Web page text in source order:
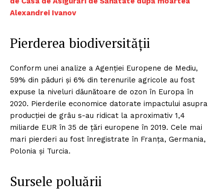
Alexandrei Ivanov
Pierderea biodiversității
Conform unei analize a Agenției Europene de Mediu,
59% din păduri și 6% din terenurile agricole au fost
expuse la niveluri dăunătoare de ozon în Europa în
2020. Pierderile economice datorate impactului asupra
producției de grâu s-au ridicat la aproximativ 1,4
miliarde EUR în 35 de țări europene în 2019. Cele mai
mari pierderi au fost înregistrate în Franța, Germania,
Polonia și Turcia.
Sursele poluării